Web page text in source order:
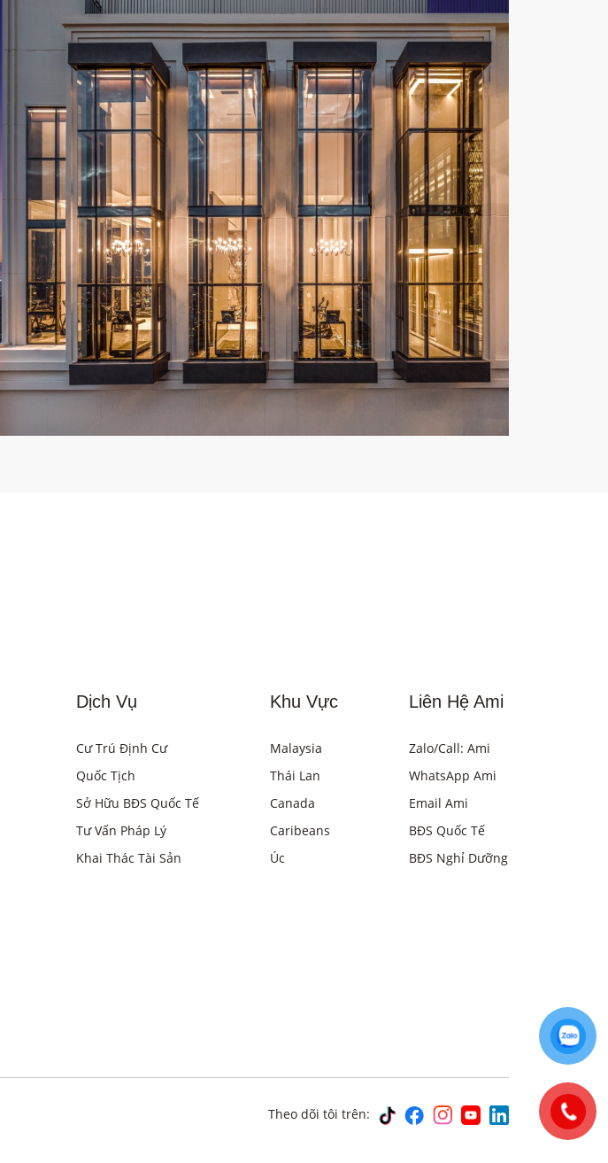
Dịch Vụ
Cư Trú Định Cư
Quốc Tịch
Sở Hữu BĐS Quốc Tế
Tư Vấn Pháp Lý
Khai Thác Tài Sản
Khu Vực
Malaysia
Thái Lan
Canada
Caribeans
Úc
Liên Hệ Ami
Zalo/Call: Ami
WhatsApp Ami
Email Ami
BĐS Quốc Tế
BĐS Nghỉ Dưỡng
Theo dõi tôi trên: